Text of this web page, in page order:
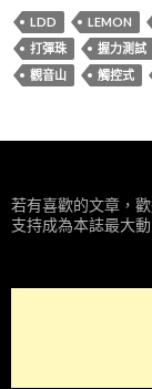
LDD LEMON
打彈珠
握力測試
觀音山
觸控式
若有喜歡的文章，
支持成為本誌最大